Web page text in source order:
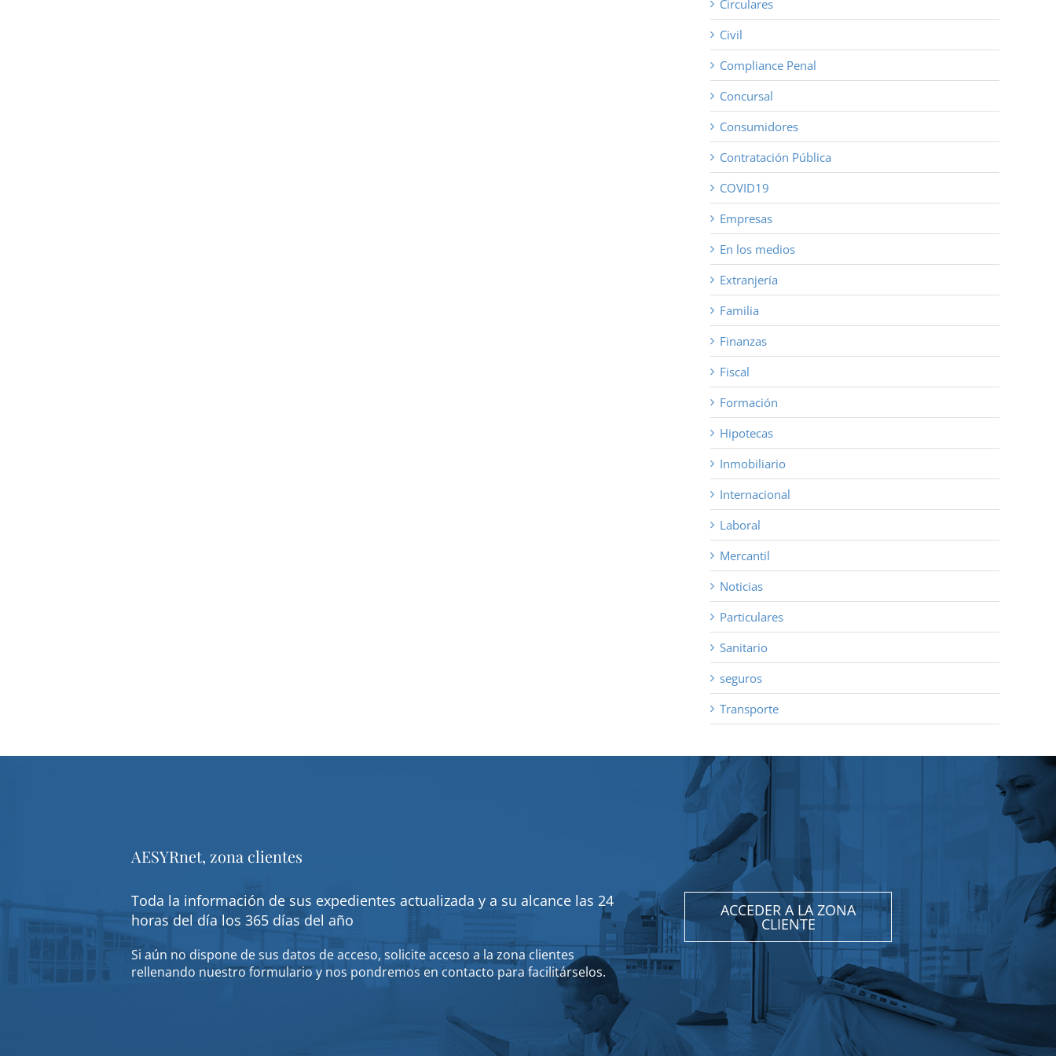
Circulares
Civil
Compliance Penal
Concursal
Consumidores
Contratación Pública
COVID19
Empresas
En los medios
Extranjería
Familia
Finanzas
Fiscal
Formación
Hipotecas
Inmobiliario
Internacional
Laboral
Mercantil
Noticias
Particulares
Sanitario
seguros
Transporte
AESYRnet, zona clientes
Toda la información de sus expedientes actualizada y a su alcance las 24
horas del día los 365 días del año
Si aún no dispone de sus datos de acceso, solicite acceso a la zona clientes
rellenando nuestro formulario y nos pondremos en contacto para facilitárselos.
ACCEDER A LA ZONA
CLIENTE